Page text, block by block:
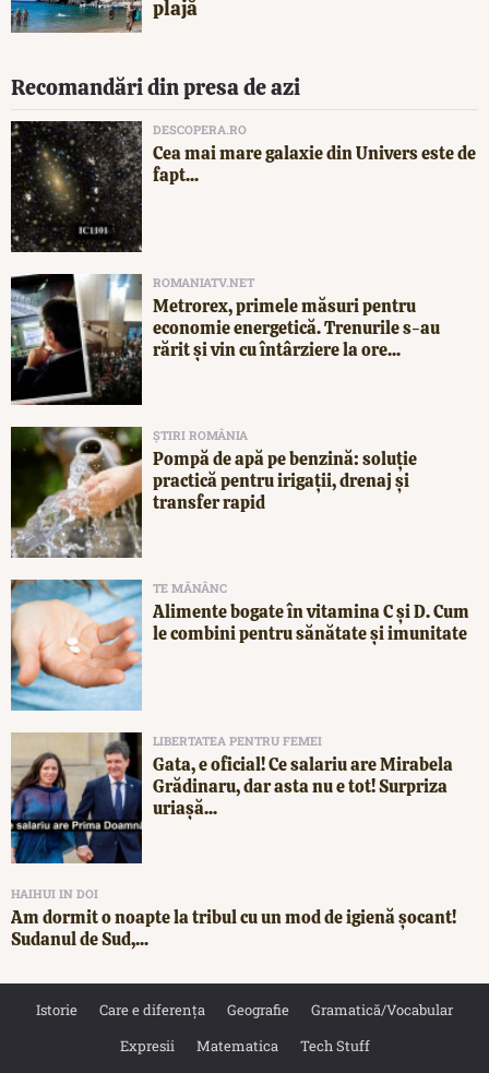
plajă
Recomandări din presa de azi
DESCOPERA.RO
Cea mai mare galaxie din Univers este de
fapt...
ROMANIATV.NET
Metrorex, primele măsuri pentru
economie energetică. Trenurile s-au
rărit și vin cu întârziere la ore...
ȘTIRI ROMÂNIA
Pompă de apă pe benzină: soluție
practică pentru irigații, drenaj și
transfer rapid
TE MĂNÂNC
Alimente bogate în vitamina C și D. Cum
le combini pentru sănătate și imunitate
LIBERTATEA PENTRU FEMEI
Gata, e oficial! Ce salariu are Mirabela
Grădinaru, dar asta nu e tot! Surpriza
uriașă...
HAIHUI IN DOI
Am dormit o noapte la tribul cu un mod de igienă șocant!
Sudanul de Sud,...
Istorie Care e diferența Geografie
Gramatică/Vocabular
Expresii
Matematica Tech Stuff